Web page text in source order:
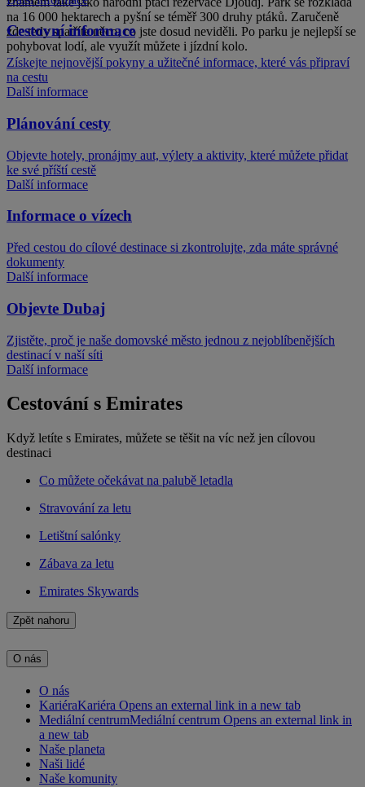
na 16 000 hektarech a pyšní se téměř 300 druhy ptáků. Zaručeně
zde tedy spatříte něco, co jste dosud neviděli. Po parku je nejlepší se
pohybovat lodí, ale využít můžete i jízdní kolo.
Cestovní informace
Získejte nejnovější pokyny a užitečné informace, které vás připraví
na cestu
Další informace
Plánování cesty
Objevte hotely, pronájmy aut, výlety a aktivity, které můžete přidat
ke své příští cestě
Další informace
Informace o vízech
Před cestou do cílové destinace si zkontrolujte, zda máte správné
dokumenty
Další informace
Objevte Dubaj
Zjistěte, proč je naše domovské město jednou z nejoblíbenějších
destinací v naší síti
Další informace
Cestování s Emirates
Když letíte s Emirates, můžete se těšit na víc než jen cílovou
destinaci
Co můžete očekávat na palubě letadla
Stravování za letu
Letištní salónky
Zábava za letu
Emirates Skywards
Zpět nahoru
O nás
O nás
KariéraKariéra Opens an external link in a new tab
Mediální centrumMediální centrum Opens an external link in
a new tab
Naše planeta
Naši lidé
Naše komunity